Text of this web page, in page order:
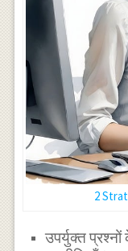
2
उपर्युक्त प्रश्नों